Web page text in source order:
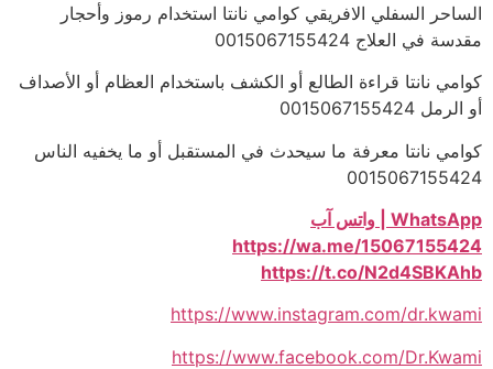
الساحر السفلي الافريقي كوامي نانتا استخدام رموز وأحجار
مقدسة في العلاج 0015067155424
كوامي نانتا قراءة الطالع أو الكشف باستخدام العظام أو الأصداف
أو الرمل 0015067155424
كوامي نانتا معرفة ما سيحدث في المستقبل أو ما يخفيه الناس
0015067155424
WhatsApp | واتس آب
https://wa.me/15067155424
https://t.co/N2d4SBKAhb
https://www.instagram.com/dr.kwami
https://www.facebook.com/Dr.Kwami